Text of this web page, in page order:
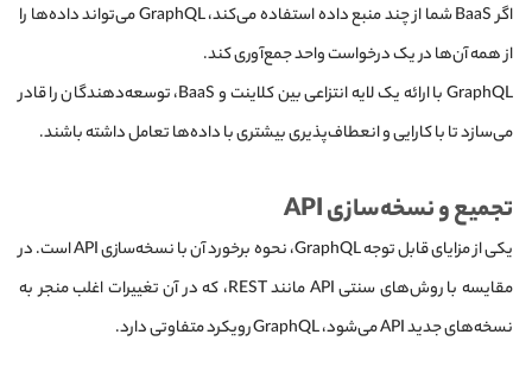
اگر BaaS شما از چند منبع داده استفاده می‌کند، GraphQL می‌تواند داده‌ها را
از همه آن‌ها در یک درخواست واحد جمع‌آوری کند.
GraphQL با ارائه یک لایه انتزاعی بین کلاینت و BaaS، توسعه‌دهندگان را قادر
می‌سازد تا با کارایی و انعطاف‌پذیری بیشتری با داده‌ها تعامل داشته باشند.
تجمیع و نسخه‌سازی API
یکی از مزایای قابل توجه GraphQL، نحوه برخورد آن با نسخه‌سازی API است. در
مقایسه با روش‌های سنتی API مانند REST، که در آن تغییرات اغلب منجر به
نسخه‌های جدید API می‌شود، GraphQL رویکرد متفاوتی دارد.